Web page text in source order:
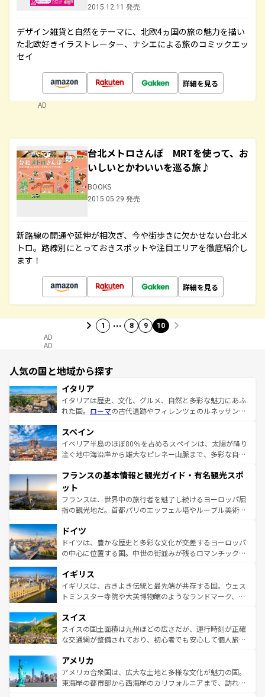
2015.12.11 発売
デザイン雑貨と自然をテーマに、北欧4ヵ国の旅の魅力を描い
た北欧好きイラストレーター、ナシエによる旅のコミックエッ
セイ
詳細を見る
AD
台北メトロさんぽ MRTを使って、お
いしいとかわいいを巡る旅♪
BOOKS
2015.05.29 発売
新路線の開通や延伸が相次ぎ、今や街歩きに欠かせない台北メ
トロ。路線別にとっておきスポットや注目エリアを徹底紹介し
ます！
詳細を見る
1 … 8 9 10
AD
AD
人気の国と地域から探す
イタリア
イタリアは歴史、文化、グルメ、自然と多彩な魅力にあふ
れた国。 ローマの古代遺跡やフィレンツェのルネッサンス
ろん、トスカーナの美しい田園風景やアマルフィ海岸の絶
景など、自然景観も見逃せない。観光の合間には、本場の
ピザやパスタなど、絶品のイタリア料理を堪能することも
ませてくれるイタリアで、忘れられない旅をしてみよう！
なお、新着のイタリア情報は
しい。
スペイン
イベリア半島のほぼ80％を占めるスペインは、太陽が降り
注ぐ地中海沿岸から雄大なピレネー山脈まで、多彩な自然
文化が根付くこの国では、情熱的なフラメンコ、熱気あふ
れる闘牛、そして美味しいタパスが生活の一部となってい
る。首都マドリードの洗練された雰囲気や、バルセロナの
アートに溢れた街角から、地方では古代ローマ遺跡や中世
せる。地方によって風土や気候が異なるスペインはその個
性で訪れる人を魅了する。 なお、新着のスペイン情報は コ
ンテンツ一覧を参照してほしい。
フランスの基本情報と観光ガイド・有名観光スポ
ット
フランスは、世界中の旅行者を魅了し続けるヨーロッパ屈
指の観光地だ。首都パリのエッフェル塔やルーブル美術館
で、幅広い魅力が詰まっている。華麗な宮殿、歴史的な大
聖堂、美しいビーチ、そして豊かな自然が、訪れる者を心
から魅了する。また、フランスは美食の国としても知ら
いる。シャンパンの発祥地であるランス、プロヴァンスの
香り高いラベンダー畑など、多彩な楽しみ方が可能だ。さ
らに、パリ以外の地域にも魅力が溢れており、どの街角に
れる地方に足を運ぶとそれぞれで全く異なる文化を体験で
きるだろう。 なお、新着のフランス情報はコンテンツ一覧
を参照してほしい。
ドイツ
ドイツは、豊かな歴史と多彩な文化が交差するヨーロッパ
の中心に位置する国。中世の街並みが残るロマンチック街
顔を持つこの国は、どこを歩いても飽きることがない。ベ
ルリンの文化的活気、バイエルン州のアルプスの絶景、そ
してライン川沿いのワイン畑といった風景は必見。ビール
は、お酒好きな人にはぜひ体験してほしい。 なお、新着の
ドイツ情報はコンテンツ一覧を参照してほしい。
イギリス
イギリスは、古きよき伝統と最先端が共存する国。ウェス
トミンスター寺院や大英博物館のようなランドマーク、歴
リアごとに異なる魅力がある。また、優雅なアフタヌーン
ティー、ビール好きにはたまらない英国パブ、サッカー観
戦など、本場だからこそできる体験も豊富。イギリスを旅
ンツ一覧を参照してほしい。
スイス
スイスの国土面積は九州ほどの広さだが、運行時刻が正確
な交通網が整備されており、初心者でも安心して個人旅行
の建物がそのまま残る町や、スイスならではのユニークな
博物館もあり、アルプス観光だけでなく町歩きも満喫する
ことができる。国民の所得が高いため物価も高いが、旅行
アメリカ
アメリカ合衆国は、広大な土地と多様な文化が魅力の国。
東海岸の都市部から西海岸のカリフォルニアまで、訪れる